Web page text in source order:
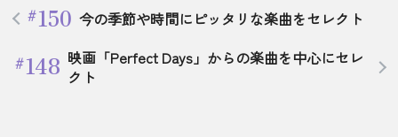
150 今の季節や時間にピッタリな楽曲をセレクト
148 映画「Perfect Days」からの楽曲を中心にセレ
クト